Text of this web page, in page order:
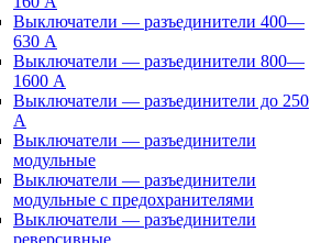
Выключатели — разъединители 400—
630 А
Выключатели — разъединители 800—
1600 А
Выключатели — разъединители до 250
А
Выключатели — разъединители
модульные
Выключатели — разъединители
модульные с предохранителями
Выключатели — разъединители
реверсивные